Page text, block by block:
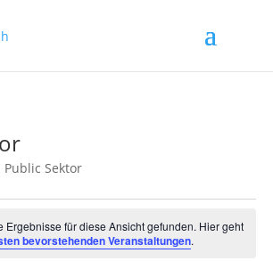
Public Sektor
Ergebnisse für diese Ansicht gefunden. Hier geht
bevorstehenden Veranstaltungen.